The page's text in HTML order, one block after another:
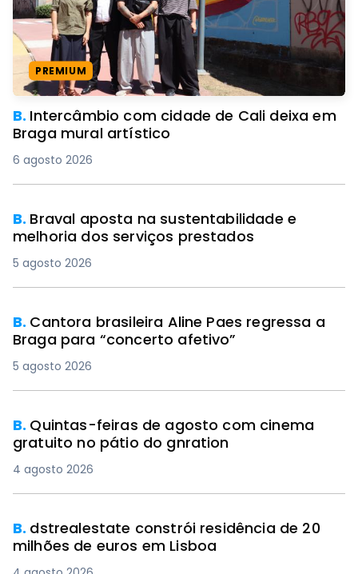
PREMIUM
B. Intercâmbio com cidade de Cali deixa em
Braga mural artístico
6 agosto 2026
B. Braval aposta na sustentabilidade e
melhoria dos serviços prestados
5 agosto 2026
B. Cantora brasileira Aline Paes regressa a
Braga para “concerto afetivo”
5 agosto 2026
B. Quintas-feiras de agosto com cinema
gratuito no pátio do gnration
4 agosto 2026
B. dstrealestate constrói residência de 20
milhões de euros em Lisboa